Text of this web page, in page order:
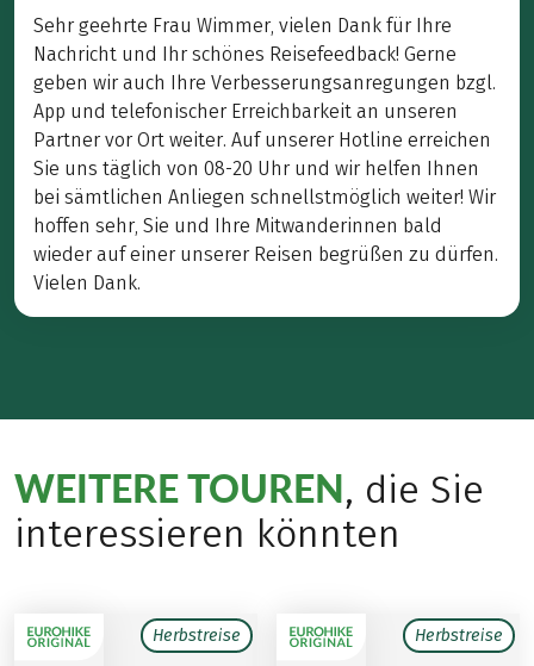
Sehr geehrte Frau Wimmer, vielen Dank für Ihre
Nachricht und Ihr schönes Reisefeedback! Gerne
geben wir auch Ihre Verbesserungsanregungen bzgl.
App und telefonischer Erreichbarkeit an unseren
Partner vor Ort weiter. Auf unserer Hotline erreichen
Sie uns täglich von 08-20 Uhr und wir helfen Ihnen
bei sämtlichen Anliegen schnellstmöglich weiter! Wir
hoffen sehr, Sie und Ihre Mitwanderinnen bald
wieder auf einer unserer Reisen begrüßen zu dürfen.
Vielen Dank.
WEITERE TOUREN, die Sie
interessieren könnten
Herbstreise Herbstreise